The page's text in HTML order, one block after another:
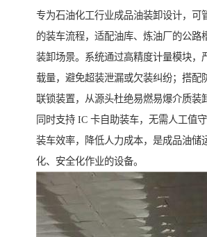
专为石油化工行业成品油装卸设计，可
的装车流程，适配油库、炼油厂的公路
装卸场景。系统通过高精度计量模块，
载量，避免超装泄漏或欠装纠纷；搭配
联锁装置，从源头杜绝易燃易爆介质装
同时支持 IC 卡自助装车，无需人工值
装车效率，降低人力成本，是成品油储
化、安全化作业的设备。